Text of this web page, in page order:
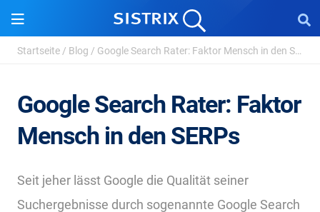
Startseite / Blog / Google Search Rater: Faktor Mensch in den SERPs
Google Search Rater: Faktor
Mensch in den SERPs
Seit jeher lässt Google die Qualität seiner
Suchergebnisse durch sogenannte Google Search